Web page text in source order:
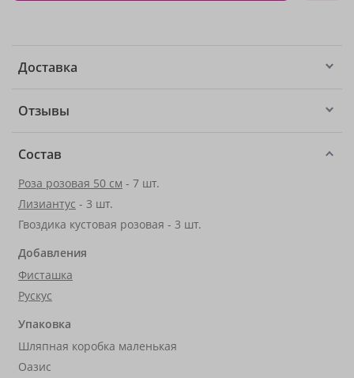
Доставка
Отзывы
Состав
Роза розовая 50 см - 7 шт.
Лизиантус - 3 шт.
Гвоздика кустовая розовая - 3 шт.
Добавления
Фисташка
Рускус
Упаковка
Шляпная коробка маленькая
Оазис